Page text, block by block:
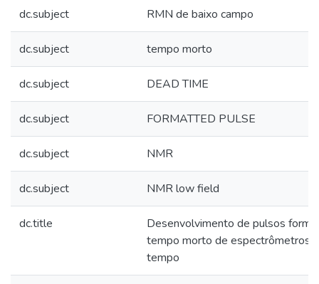
dc.subject RMN de baixo campo
dc.subject tempo morto
dc.subject DEAD TIME
dc.subject FORMATTED PULSE
dc.subject NMR
dc.subject NMR low field
dc.title
Desenvolvimento de pulsos
tempo morto de espectrômetros
tempo